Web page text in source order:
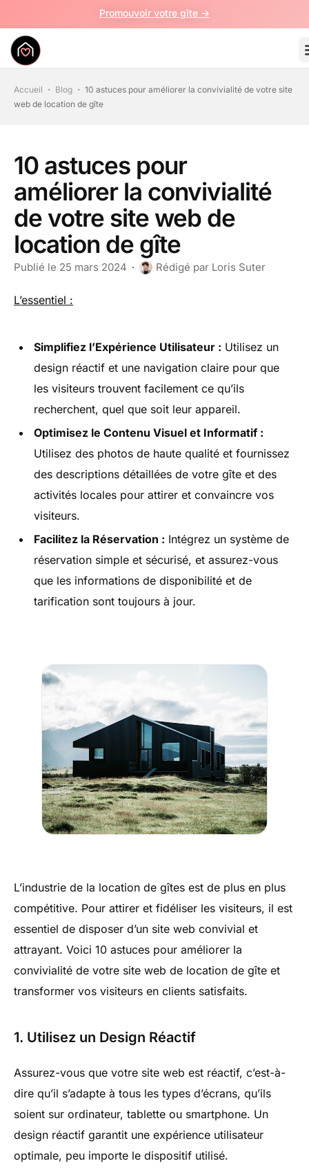
Promouvoir votre gîte ->
Accueil ・ Blog ・ 10 astuces pour améliorer la convivialité de votre site
web de location de gîte
10 astuces pour
améliorer la convivialité
de votre site web de
location de gîte
Publié le 25 mars 2024 Rédigé par Loris Suter
L’essentiel :
Simplifiez l’Expérience Utilisateur : Utilisez un
design réactif et une navigation claire pour que
les visiteurs trouvent facilement ce qu’ils
recherchent, quel que soit leur appareil.
Optimisez le Contenu Visuel et Informatif :
Utilisez des photos de haute qualité et fournissez
des descriptions détaillées de votre gîte et des
activités locales pour attirer et convaincre vos
visiteurs.
Facilitez la Réservation : Intégrez un système de
réservation simple et sécurisé, et assurez-vous
que les informations de disponibilité et de
tarification sont toujours à jour.
L’industrie de la location de gîtes est de plus en plus
compétitive. Pour attirer et fidéliser les visiteurs, il est
essentiel de disposer d’un site web convivial et
attrayant. Voici 10 astuces pour améliorer la
convivialité de votre site web de location de gîte et
transformer vos visiteurs en clients satisfaits.
1. Utilisez un Design Réactif
Assurez-vous que votre site web est réactif, c’est-à-
dire qu’il s’adapte à tous les types d’écrans, qu’ils
soient sur ordinateur, tablette ou smartphone. Un
design réactif garantit une expérience utilisateur
optimale, peu importe le dispositif utilisé.